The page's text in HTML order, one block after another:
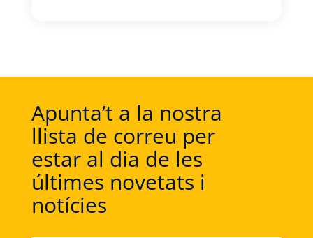
Apunta’t a la nostra
llista de correu per
estar al dia de les
últimes novetats i
notícies